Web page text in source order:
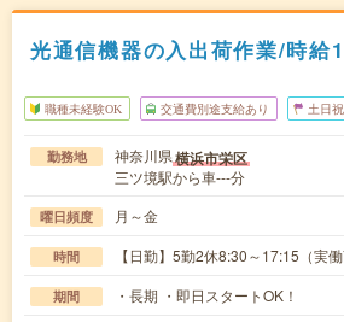
光通信機器の入出荷作業/時給
職種未経験OK 交通費別途支給あり 土日
勤務地 神奈川県横浜市栄区
三ツ境駅から車---分
曜日頻度 月～金
時間 【日勤】5勤2休8:30～17:15（実
期間 ・長期 ・即日スタートOK！